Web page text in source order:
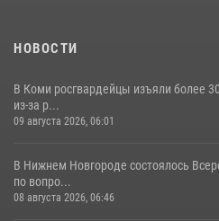
НОВОСТИ
В Коми росгвардейцы изъяли более
из-за р...
09 августа 2026, 06:01
В Нижнем Новгороде состоялось
по вопро...
08 августа 2026, 06:46